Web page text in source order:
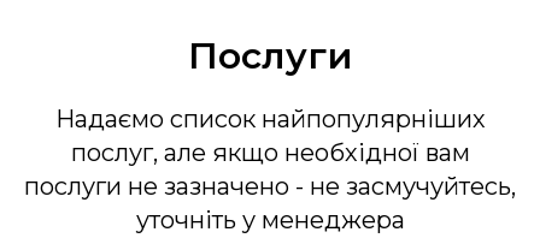
Послуги
Надаємо список найпопулярніших
послуг, але якщо необхідної вам
послуги не зазначено - не засмучуйтесь,
уточніть у менеджера